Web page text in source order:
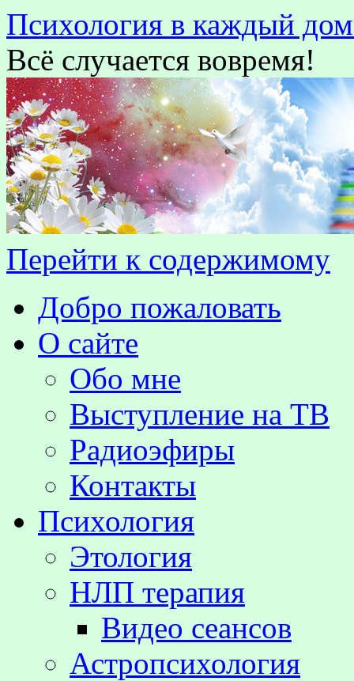
Психология в каждый
Всё случается вовремя!
Перейти к содержимому
Добро пожаловать
О сайте
Обо мне
Выступление на TВ
Радиоэфиры
Контакты
Психология
Этология
НЛП терапия
Видео сеансов
Астропсихология